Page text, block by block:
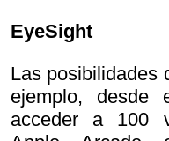
EyeSight
Las posibilidades
ejemplo,
acceder a 100